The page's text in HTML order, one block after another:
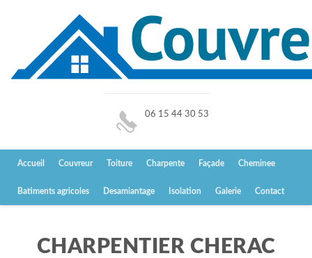
06 15 44 30 53
Accueil Couvreur Toiture Charpente Façade Cheminee
Batiments agricoles Desamiantage Isolation Galerie Contact
CHARPENTIER CHERAC